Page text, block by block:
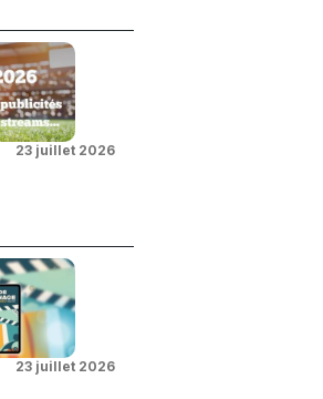
23 juillet 2026
23 juillet 2026